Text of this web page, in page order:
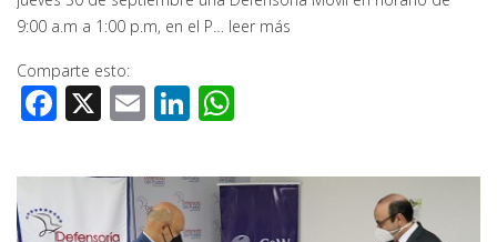
9:00 a.m a 1:00 p.m, en el P… leer más
Comparte esto:
Facebook
X EmailLinkedIn